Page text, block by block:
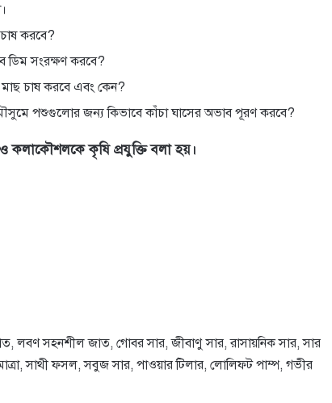
করবে?
ডিম সংরক্ষণ করবে?
চাষ করবে এবং কেন?
পশুগুলোর জন্য কিভাবে কাঁচা ঘাসের অভাব পূরণ করবে?
ও কলাকৌশলকে কৃষি প্রযুক্তি বলা হয়।
লবণ সহনশীল জাত, গোবর সার, জীবাণু সার, রাসায়নিক সার, সার
সাথী ফসল, সবুজ সার, পাওয়ার টিলার, লোলিফট পাম্প, গভীর